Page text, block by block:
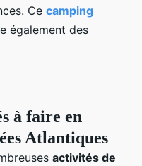
Ce camping
également des
à faire en
Atlantiques
activités de